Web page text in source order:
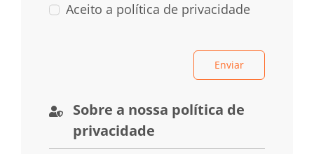
Aceito a política de privacidade
Enviar
Sobre a nossa política de
privacidade